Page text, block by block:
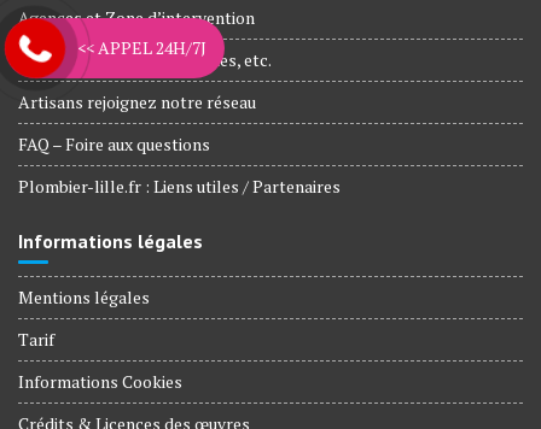
Agences et Zone d’intervention
Nos engagements, Garanties, etc.
Artisans rejoignez notre réseau
FAQ – Foire aux questions
Plombier-lille.fr : Liens utiles / Partenaires
Informations légales
Mentions légales
Tarif
Informations Cookies
Crédits & Licences des œuvres
<< APPEL 24H/7J